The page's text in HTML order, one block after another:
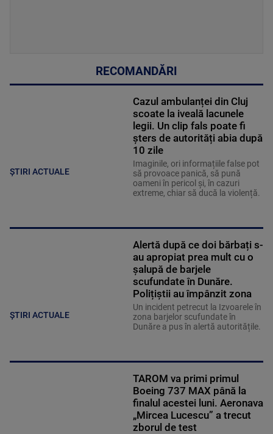
RECOMANDĂRI
ȘTIRI ACTUALE
Cazul ambulanței din Cluj
scoate la iveală lacunele
legii. Un clip fals poate fi
șters de autorități abia după
10 zile
Imaginile, ori informațiile false pot
să provoace panică, să pună
oameni în pericol și, în cazuri
extreme, chiar să ducă la violență.
ȘTIRI ACTUALE
Alertă după ce doi bărbați s-
au apropiat prea mult cu o
șalupă de barjele
scufundate în Dunăre.
Polițiștii au împânzit zona
Un incident petrecut la Izvoarele în
zona barjelor scufundate în
Dunăre a pus în alertă autoritățile.
TAROM va primi primul
Boeing 737 MAX până la
finalul acestei luni. Aeronava
„Mircea Lucescu” a trecut
zborul de test